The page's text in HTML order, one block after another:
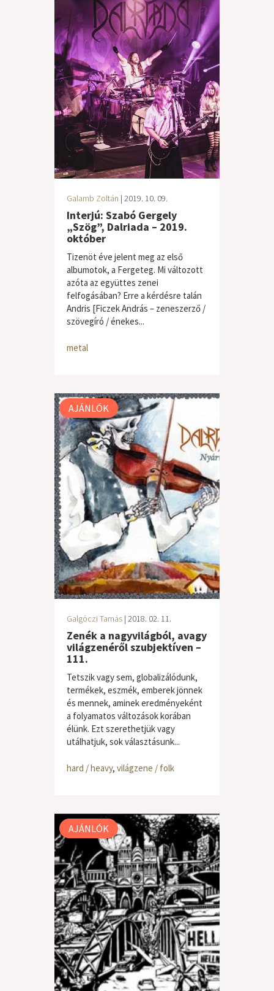
Galamb Zoltán | 2019. 10. 09.
Interjú: Szabó Gergely
„Szög”, Dalriada – 2019.
október
Tizenöt éve jelent meg az első
albumotok, a Fergeteg. Mi változott
azóta az együttes zenei
felfogásában? Erre a kérdésre talán
Andris [Ficzek András – zeneszerző /
szövegíró / énekes...
metal
AJÁNLÓK
Galgóczi Tamás | 2018. 02. 11.
Zenék a nagyvilágból, avagy
világzenéről szubjektíven –
111.
Tetszik vagy sem, globalizálódunk,
termékek, eszmék, emberek jönnek
és mennek, aminek eredményeként
a folyamatos változások korában
élünk. Ezt szerethetjük vagy
utálhatjuk, sok választásunk...
hard / heavy, világzene / folk
AJÁNLÓK